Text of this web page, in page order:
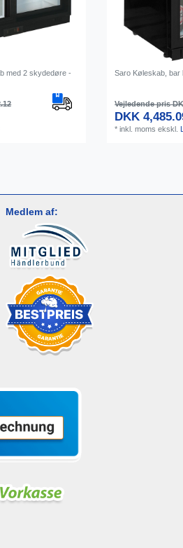
med 2 skydedøre -
Saro Køleskab,
Vejledende pris
DKK
*inkl. moms ekskl.
Medlem af: